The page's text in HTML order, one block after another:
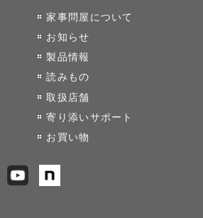
家事問屋について
お知らせ
製品情報
読みもの
取扱店舗
寄り添いサポート
お買い物